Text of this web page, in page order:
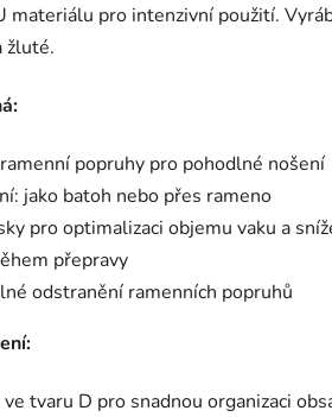
materiálu pro intenzivní použití.
žluté.
popruhy pro pohodlné nošení
jako batoh nebo přes rameno
pro optimalizaci objemu vaku a
přepravy
odstranění ramenních popruhů
tvaru D pro snadnou organizaci